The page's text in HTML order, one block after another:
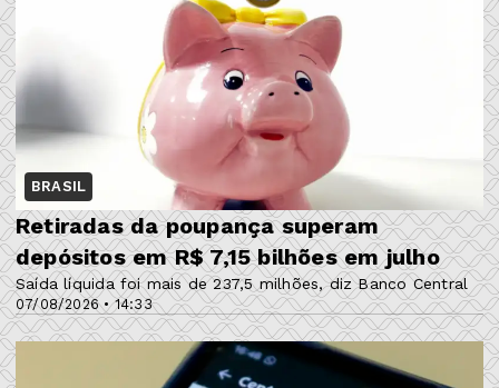
BRASIL
07/08/2026 • 14:33
Retiradas da poupança superam
depósitos em R$ 7,15 bilhões em julho
Saída líquida foi mais de 237,5 milhões, diz Banco Central